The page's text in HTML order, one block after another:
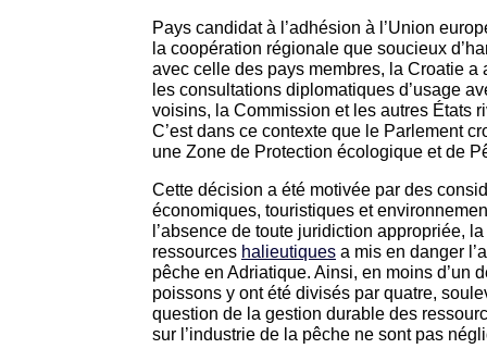
Pays candidat à l’adhésion à l’Union
la coopération régionale que soucieux
avec celle des pays membres, la Croatie a
les consultations diplomatiques d’usage
voisins, la Commission et les autres États
C’est dans ce contexte que le Parlement
une Zone de Protection écologique et de
Cette décision a été motivée par des
économiques, touristiques et
l’absence de toute juridiction appropriée,
ressources halieutiques a mis en danger
pêche en Adriatique. Ainsi, en moins d’un
poissons y ont été divisés par quatre,
question de la gestion durable des
sur l’industrie de la pêche ne sont pas